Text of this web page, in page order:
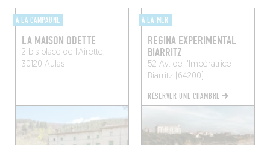
À LA CAMPAGNE
LA MAISON ODETTE
2 bis place de l’Airette,
30120 Aulas
À LA MER
REGINA EXPERIMENTAL
BIARRITZ
52 Av. de l'Impératrice
Biarritz (64200)
RÉSERVER UNE CHAMBRE